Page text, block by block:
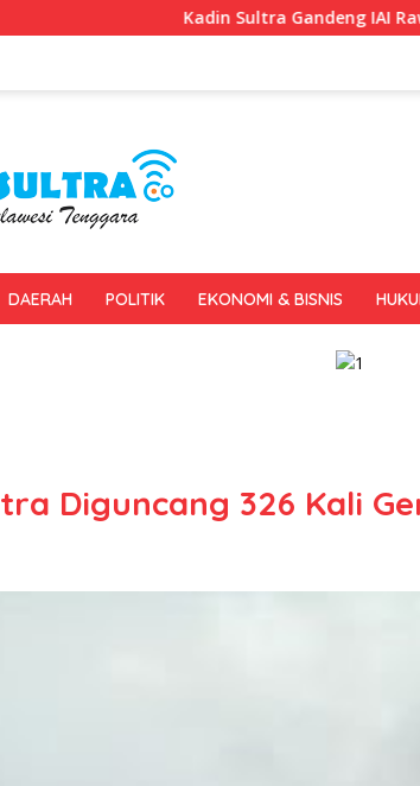
Sultra Gandeng IAI Rawa Aopa, Fokus
DAERAH POLITIK EKONOMI & BISNIS
Diguncang 326 Kali